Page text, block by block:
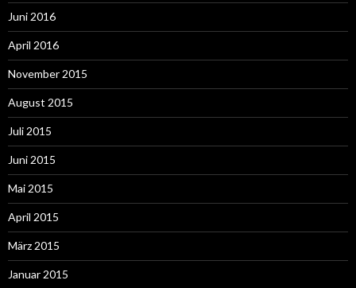
Juni 2016
April 2016
November 2015
August 2015
Juli 2015
Juni 2015
Mai 2015
April 2015
März 2015
Januar 2015